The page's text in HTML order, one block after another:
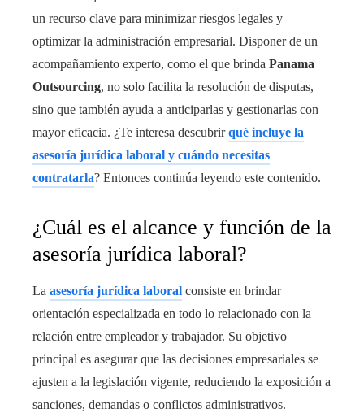
un recurso clave para minimizar riesgos legales y
optimizar la administración empresarial. Disponer de un
acompañamiento experto, como el que brinda Panama
Outsourcing, no solo facilita la resolución de disputas,
sino que también ayuda a anticiparlas y gestionarlas con
mayor eficacia. ¿Te interesa descubrirqué incluye la
asesoría jurídica laboral y cuándo necesitas
contratarla? Entonces continúa leyendo este contenido.
¿Cuál es el alcance y función de la
asesoría jurídica laboral?
La asesoría jurídica laboral consiste en brindar
orientación especializada en todo lo relacionado con la
relación entre empleador y trabajador. Su objetivo
principal es asegurar que las decisiones empresariales se
ajusten a la legislación vigente, reduciendo la exposición a
sanciones, demandas o conflictos administrativos.